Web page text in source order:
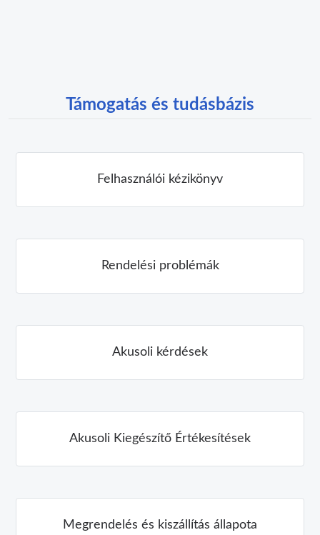
Támogatás és tudásbázis
Felhasználói kézikönyv
Rendelési problémák
Akusoli kérdések
Akusoli Kiegészítő Értékesítések
Megrendelés és kiszállítás állapota